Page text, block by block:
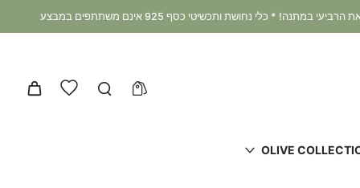
מבצע קיץ 3+1 במתנה: קונים 3 מוצרים ומקבלים את הרביעי במתנה! * כלי נחושת ותכשיטי כסף 925 אינם משתתפים במבצע
OLIVE